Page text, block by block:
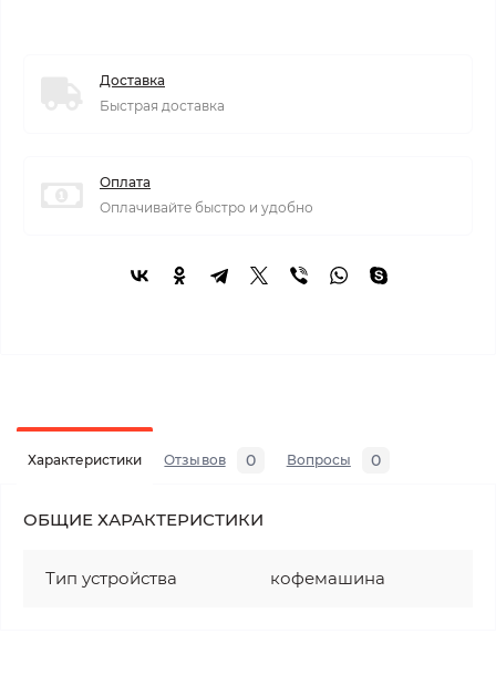
Доставка
Быстрая доставка
Оплата
Оплачивайте быстро и удобно
Характеристики Отзывов 0 Вопросы 0
ОБЩИЕ ХАРАКТЕРИСТИКИ
Тип устройства кофемашина